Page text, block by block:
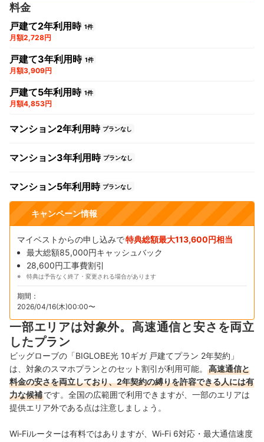
料金
戸建て2年利用時 1件
月額2,728円
戸建て3年利用時 1件
月額3,909円
戸建て5年利用時 1件
月額4,853円
マンション2年利用時 プランなし
マンション3年利用時 プランなし
マンション5年利用時 プランなし
キャンペーン情報
マイベストからの申し込みで特典総額最大113,600円相当
最大総額85,000円キャッシュバック
28,600円工事費割引
特典は予告なく終了・変更される場合があります
期間：
2026/04/16(木)00:00〜
一部エリアは対象外。高速通信と安さを両立
したプラン
ビッグローブの「BIGLOBE光 10ギガ 戸建てプラン 2年契約」
は、対象のスマホプランとのセット割引が利用可能。
高速通信と
料金の安さを両立しており、2年契約の縛りを許容できる人には有
力な候補です。全国の広範囲で利用できますが、一部のエリアは
提供エリア外である点は注意しましょう。
Wi‑Fiルーターは有料ではありますが、Wi‑Fi 6対応・最大通信速度